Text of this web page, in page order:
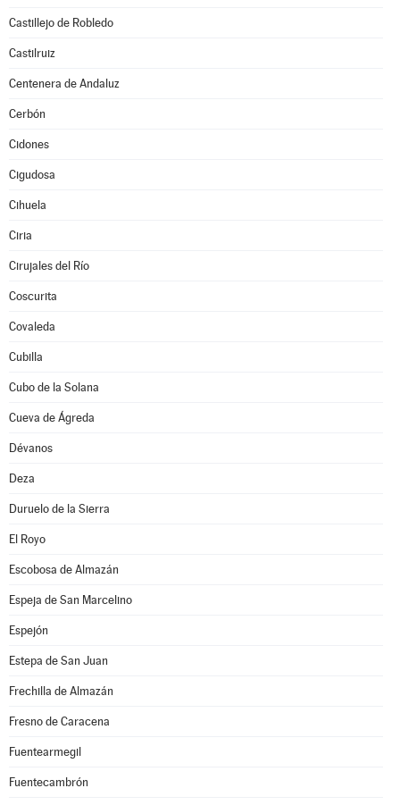
Castillejo de Robledo
Castilruiz
Centenera de Andaluz
Cerbón
Cidones
Cigudosa
Cihuela
Ciria
Cirujales del Río
Coscurita
Covaleda
Cubilla
Cubo de la Solana
Cueva de Ágreda
Dévanos
Deza
Duruelo de la Sierra
El Royo
Escobosa de Almazán
Espeja de San Marcelino
Espejón
Estepa de San Juan
Frechilla de Almazán
Fresno de Caracena
Fuentearmegil
Fuentecambrón